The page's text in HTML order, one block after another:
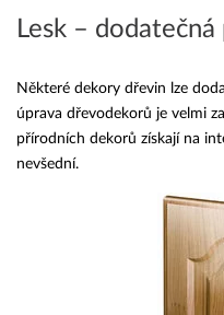
Lesk –
Některé dekory dřevin lze
úprava dřevodekorů je velmi
přírodních dekorů získají na
nevšední.